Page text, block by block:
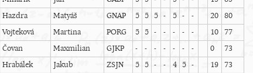
Hazdra Matyáš GNAP 5 5 5 - 5 - - 20 80
Vojteková Martina PORG 5 5 - - - - - 10 77
Čovan Maxmilian GJKP - - - - - - - 0
73
Hrabálek Jakub ZSJN 5 5 - - 4 5 - 19 73